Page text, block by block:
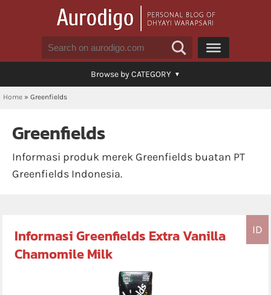
Browse by CATEGORY
Home » Greenfields
Greenfields
Informasi produk merek Greenfields buatan PT
Greenfields Indonesia.
ID
Informasi Greenfields Extra Vanilla
Chamomile Milk